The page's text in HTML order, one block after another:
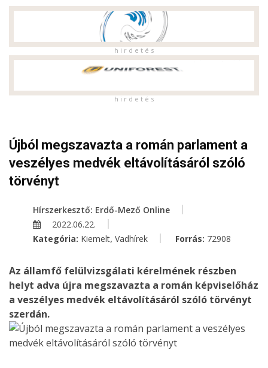
h i r d e t é s
h i r d e t é s
Újból megszavazta a román parlament a
veszélyes medvék eltávolításáról szóló
törvényt
Hírszerkesztő: Erdő-Mező Online
2022.06.22.
Kategória: Kiemelt, Vadhírek Forrás: 72908
Az államfő felülvizsgálati kérelmének részben
helyt adva újra megszavazta a román képviselőház
a veszélyes medvék eltávolításáról szóló törvényt
szerdán.